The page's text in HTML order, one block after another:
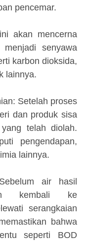
pencemar.
akan mencerna
senyawa
karbon dioksida,
lainnya.
Setelah proses
dan produk sisa
telah diolah.
pengendapan,
lainnya.
air hasil
kembali ke
serangkaian
bahwa
seperti BOD